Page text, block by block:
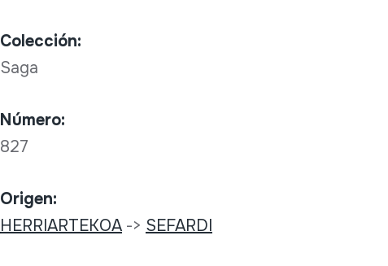
Colección:
Saga
Número:
827
Origen:
HERRIARTEKOA-> SEFARDI